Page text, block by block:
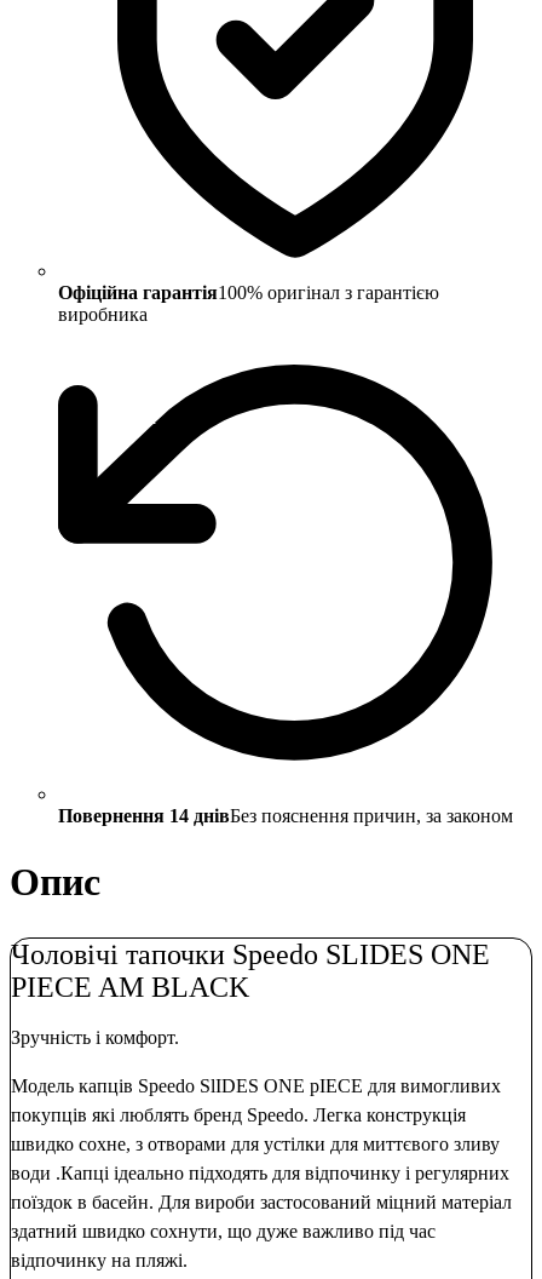
Офіційна гарантія100% оригінал з гарантією
виробника
Повернення 14 днівБез пояснення причин, за законом
Опис
Чоловічі тапочки Speedo SLIDES ONE
PIECE AM BLACK
Зручність і комфорт.
Модель капців Speedo SlIDES ONE pIECE для вимогливих
покупців які люблять бренд Speedo. Легка конструкція
швидко сохне, з отворами для устілки для миттєвого зливу
води .Капці ідеально підходять для відпочинку і регулярних
поїздок в басейн. Для вироби застосований міцний матеріал
здатний швидко сохнути, що дуже важливо під час
відпочинку на пляжі.